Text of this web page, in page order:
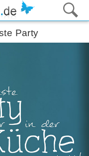
Party